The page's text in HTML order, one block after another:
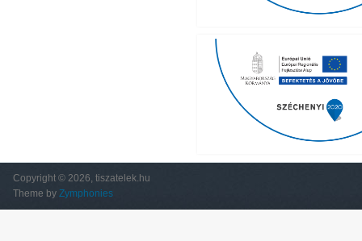
Copyright © 2026, tiszatelek.hu
Theme by Zymphonies